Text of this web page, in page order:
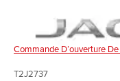
Commande D’ouverture
T2J2737